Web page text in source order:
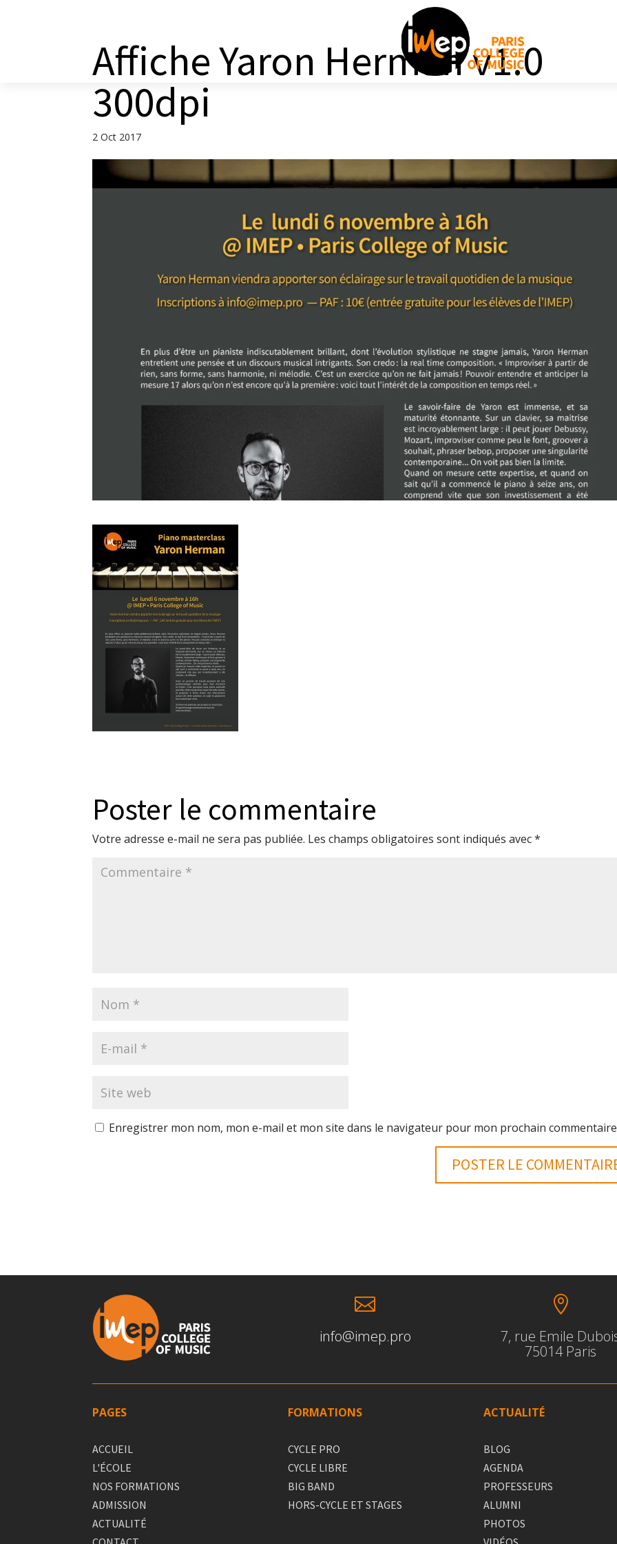
Affiche Yaron Herman v1.0
300dpi
2 Oct 2017
Poster le commentaire
Votre adresse e-mail ne sera pas publiée. Les champs obligatoires sont indiqués avec*
Enregistrer mon nom, mon e-mail et mon site dans le navigateur pour mon prochain

info@imep.pro

7, rue Emile
75014 Paris
PAGES
ACCUEIL
L'ÉCOLE
NOS FORMATIONS
ADMISSION
ACTUALITÉ
FORMATIONS
CYCLE PRO
CYCLE LIBRE
BIG BAND
HORS-CYCLE ET STAGES
ACTUALITÉ
BLOG
AGENDA
PROFESSEURS
ALUMNI
PHOTOS